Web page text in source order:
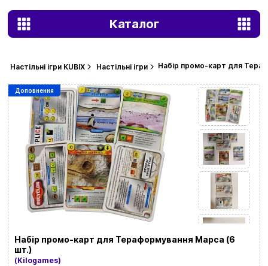
Каталог
Настільні ігри KUBIX Настільні ігри Набір промо-карт для
Доповнення
Набір промо-карт для Тераформування Марса (6
шт.)
(Kilogames)